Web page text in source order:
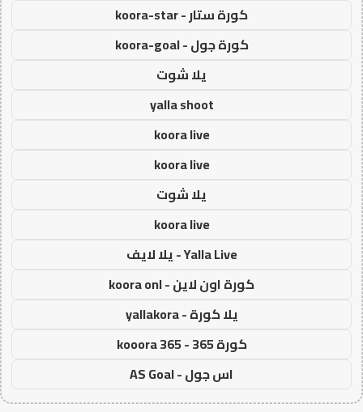
كورة ستار - koora-star
كورة جول - koora-goal
يلا شوت
yalla shoot
koora live
koora live
يلا شوت
koora live
Yalla Live - يلا لايف
كورة اون لاين - koora onl
يلا كورة - yallakora
كورة 365 - kooora 365
اس جول - AS Goal